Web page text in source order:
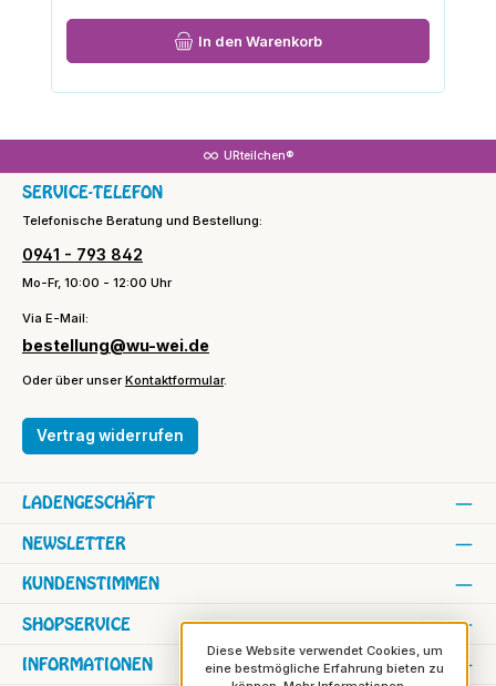
In den Warenkorb
URteilchen®
SERVICE-TELEFON
Telefonische Beratung und Bestellung:
0941 - 793 842
Mo-Fr, 10:00 - 12:00 Uhr
Via E-Mail:
bestellung@wu-wei.de
Oder über unserKontaktformular.
Vertrag widerrufen
SHOPSERVICE
INFORMATIONEN
NEWSLETTER
KUNDENSTIMMEN
LADENGESCHÄFT
Diese Website verwendet Cookies, um
eine bestmögliche Erfahrung bieten zu